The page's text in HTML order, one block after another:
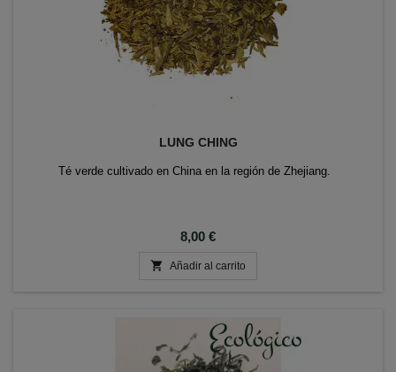
LUNG CHING
Té verde cultivado en China en la región de Zhejiang.
Precio
8,00 €
 Añadir al carrito